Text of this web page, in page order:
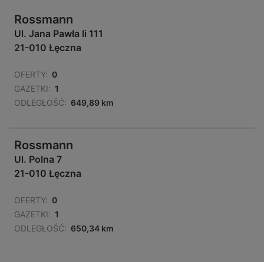
Rossmann
Ul. Jana Pawła Ii 111
21-010 Łęczna
OFERTY: 0
GAZETKI: 1
ODLEGŁOŚĆ: 649,89 km
Rossmann
Ul. Polna 7
21-010 Łęczna
OFERTY: 0
GAZETKI: 1
ODLEGŁOŚĆ: 650,34 km